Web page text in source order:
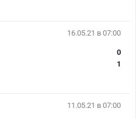
16.05.21 в 07:00
0
1
11.05.21 в 07:00